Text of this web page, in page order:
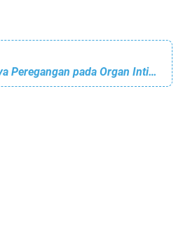
Ini Penyebab Terjadinya Peregangan pada Organ Intim Wanita